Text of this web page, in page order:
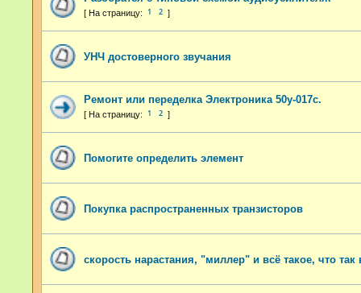
1 2
УНЧ достоверного звучания
Ремонт или переделка Электроника 50у-017с.
1 2
Помогите определить элемент
Покупка распространенных транзисторов
скорость нарастания, "миллер" и всё такое, что так